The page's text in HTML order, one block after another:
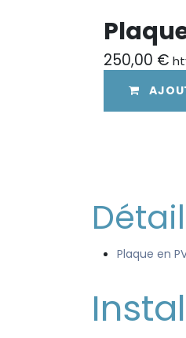
250,00 €
Plaque en